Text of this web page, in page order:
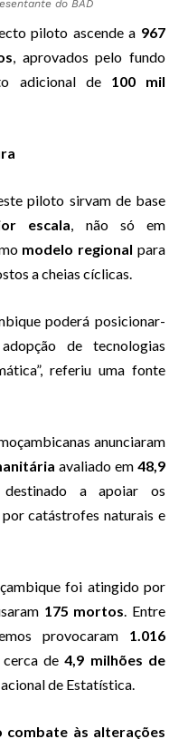
do BAD
piloto ascende a 967
, aprovados pelo fundo
adicional de 100 mil
piloto sirvam de base
escala, não só em
modelo regional para
a cheias cíclicas.
poderá posicionar-
de tecnologias
referiu uma fonte
anunciaram
avaliado em 48,9
destinado a apoiar os
catástrofes naturais e
foi atingido por
175 mortos. Entre
provocaram 1.016
cerca de4,9 milhões de
de Estatística.
combate às alterações